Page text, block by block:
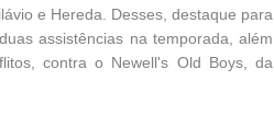
e Hereda. Desses, destaque para
assistências na temporada, além
contra o Newell's Old Boys, da